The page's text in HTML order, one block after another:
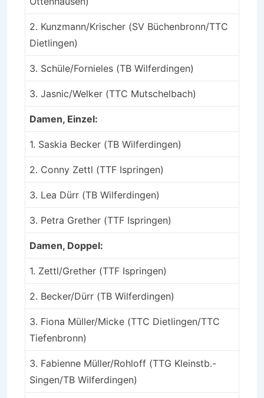
2. Kunzmann/Krischer (SV Büchenbronn/TTC
Dietlingen)
3. Schüle/Fornieles (TB Wilferdingen)
3. Jasnic/Welker (TTC Mutschelbach)
Damen, Einzel:
1. Saskia Becker (TB Wilferdingen)
2. Conny Zettl (TTF Ispringen)
3. Lea Dürr (TB Wilferdingen)
3. Petra Grether (TTF Ispringen)
Damen, Doppel:
1. Zettl/Grether (TTF Ispringen)
2. Becker/Dürr (TB Wilferdingen)
3. Fiona Müller/Micke (TTC Dietlingen/TTC
Tiefenbronn)
3. Fabienne Müller/Rohloff (TTG Kleinstb.-
Singen/TB Wilferdingen)